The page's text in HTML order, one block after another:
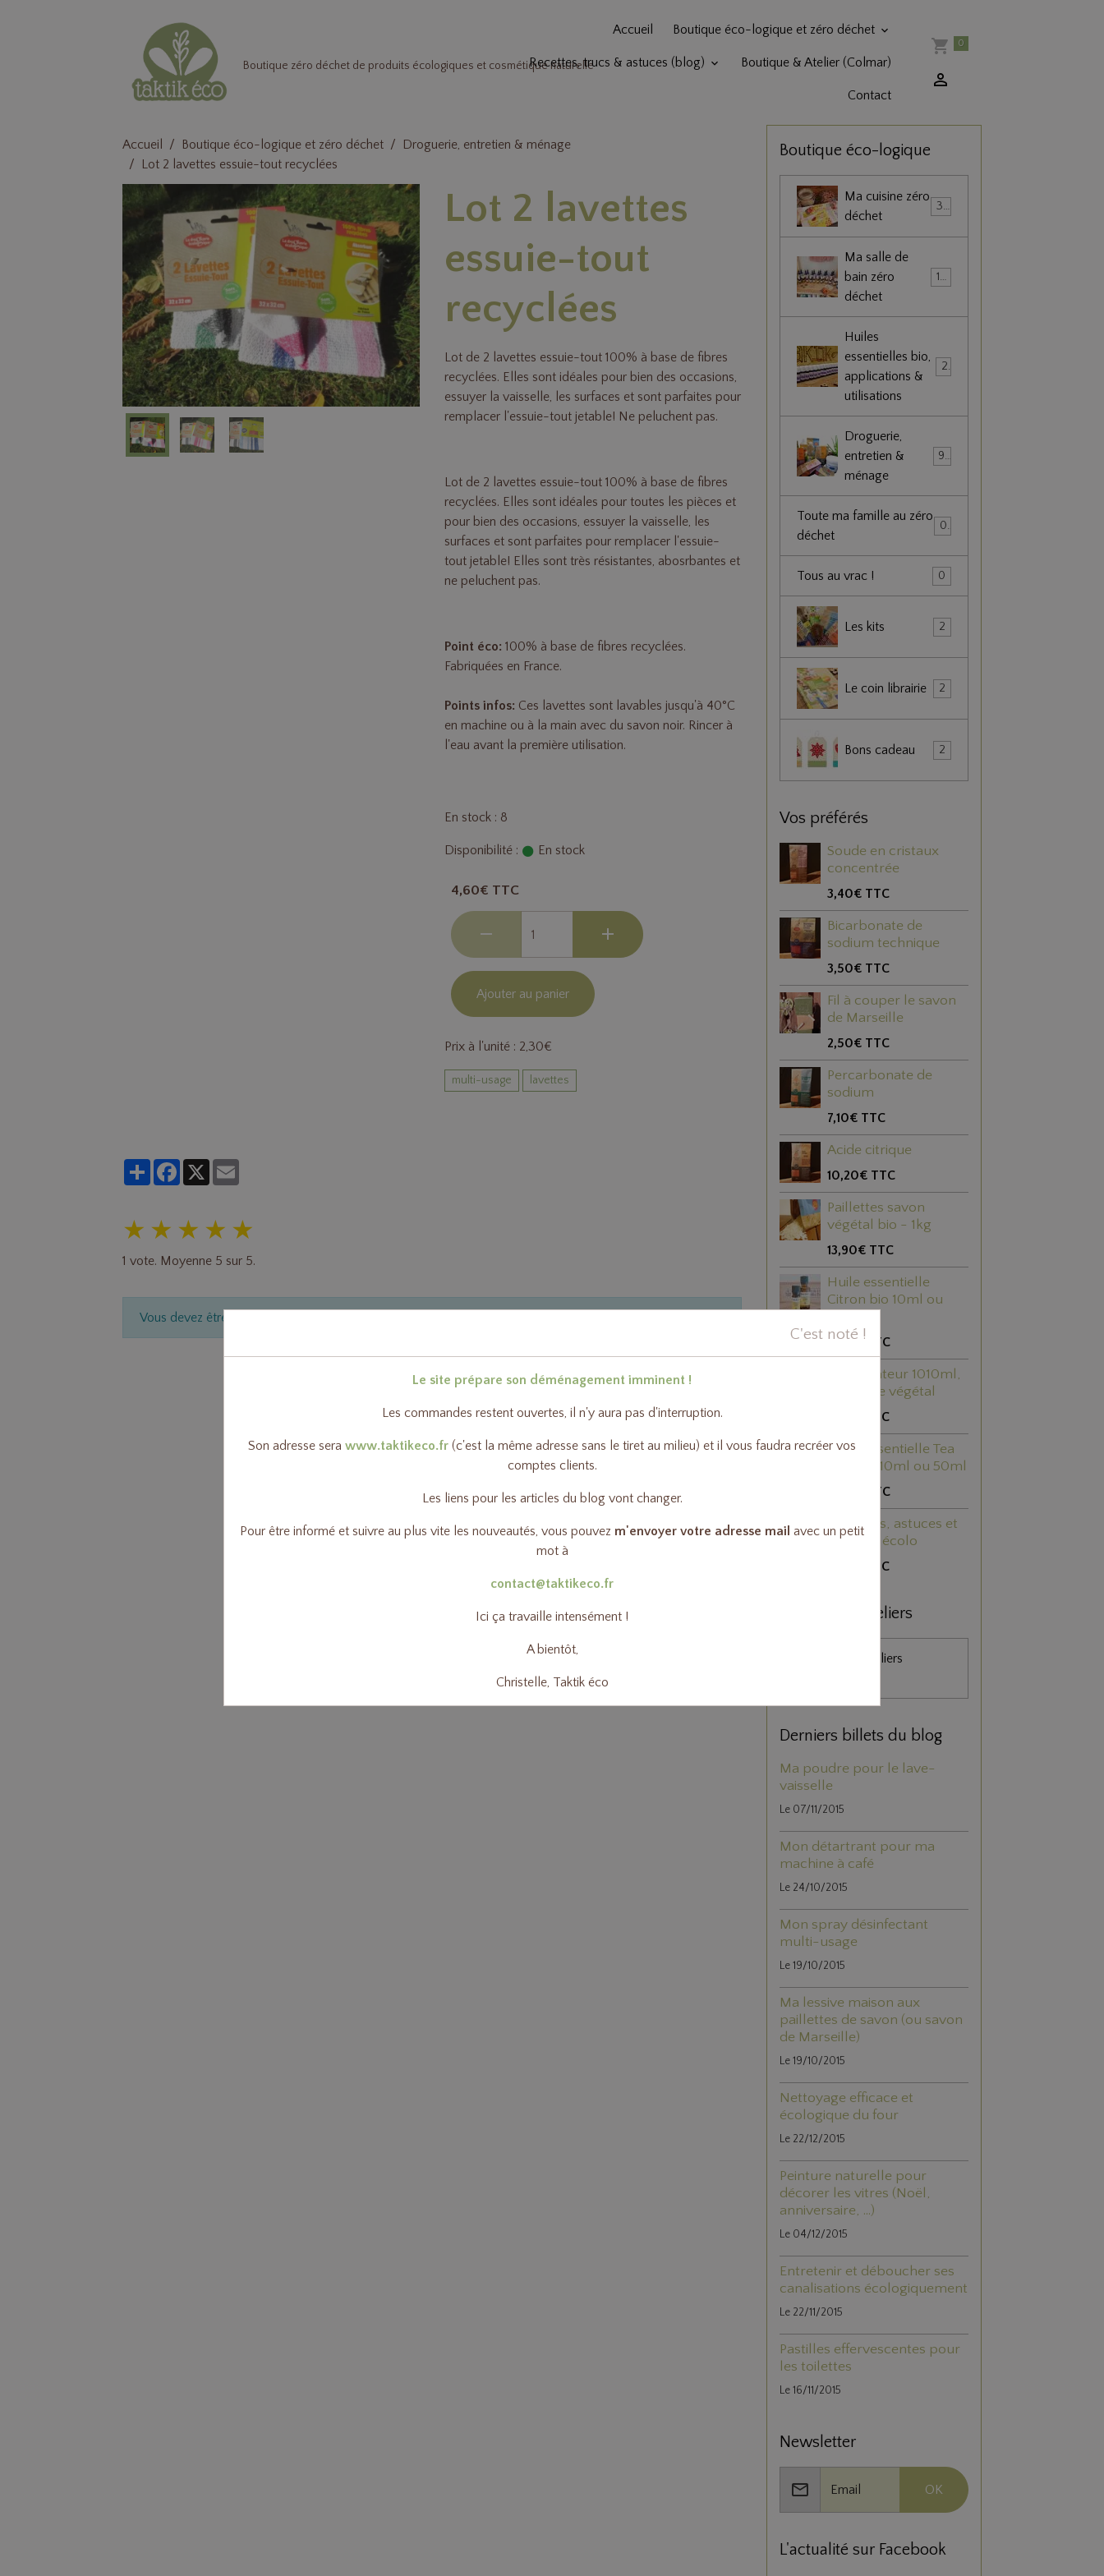
Boutique zéro déchet de produits écologiques et cosmétique naturelle
Accueil Boutique éco-logique et zéro déchet
Recettes, trucs & astuces (blog) Boutique & Atelier (Colmar)
Contact
0
Accueil Boutique éco-logique et zéro déchet
Droguerie, entretien & ménage
Lot 2 lavettes essuie-tout recyclées
Lot 2 lavettes
essuie-tout
recyclées
Lot de 2 lavettes essuie-tout 100% à base de fibres
recyclées. Elles sont idéales pour bien des occasions,
essuyer la vaisselle, les surfaces et sont parfaites pour
remplacer l'essuie-tout jetable! Ne peluchent pas.
Lot de 2 lavettes essuie-tout 100% à base de fibres
recyclées. Elles sont idéales pour toutes les pièces et
pour bien des occasions, essuyer la vaisselle, les
surfaces et sont parfaites pour remplacer l'essuie-
tout jetable! Elles sont très résistantes, abosrbantes et
ne peluchent pas.
Point éco: 100% à base de fibres recyclées.
Fabriquées en France.
Points infos: Ces lavettes sont lavables jusqu'à 40°C
en machine ou à la main avec du savon noir. Rincer à
l'eau avant la première utilisation.
En stock : 8
Disponibilité : En stock
4,60€ TTC
Ajouter au panier
Prix à l'unité : 2,30€
multi-usage lavettes
PartagerFacebook
X
★ ★ ★ ★ ★
1 vote. Moyenne 5 sur 5.
Vous devez être connecté pour poster un commentaire
Boutique éco-logique
Ma cuisine zéro
déchet
36
Ma salle de
bain zéro
déchet
102
Huiles
essentielles bio,
applications &
utilisations
22
Droguerie,
entretien &
ménage
90
Toute ma famille au zéro
déchet
0
Tous au vrac ! 0
Les kits 2
Le coin librairie 2
Bons cadeau 2
Vos préférés
Soude en cristaux
concentrée
3,40€ TTC
Bicarbonate de
sodium technique
3,50€ TTC
Fil à couper le savon
de Marseille
2,50€ TTC
Percarbonate de
sodium
7,10€ TTC
Acide citrique
10,20€ TTC
Paillettes savon
végétal bio - 1kg
13,90€ TTC
Huile essentielle
Citron bio 10ml ou
5,40€ TTC
Vaporisateur 1010ml,
plastique végétal
TTC
Huile essentielle Tea
tree bio 10ml ou 50ml
TTC
468 trucs, astuces et
recettes écolo
TTC
Boutique & ateliers
Boutique et Ateliers
Derniers billets du blog
Ma poudre pour le lave-
vaisselle
Le 07/11/2015
Mon détartrant pour ma
machine à café
Le 24/10/2015
Mon spray désinfectant
multi-usage
Le 19/10/2015
Ma lessive maison aux
paillettes de savon (ou savon
de Marseille)
Le 19/10/2015
Nettoyage efficace et
écologique du four
Le 22/12/2015
Peinture naturelle pour
décorer les vitres (Noël,
anniversaire, ...)
Le 04/12/2015
Entretenir et déboucher ses
canalisations écologiquement
Le 22/11/2015
Pastilles effervescentes pour
les toilettes
Le 16/11/2015
Newsletter
OK
L'actualité sur Facebook
C'est noté !
Le site prépare son déménagement imminent !
Les commandes restent ouvertes, il n'y aura pas d'interruption.
Son adresse sera www.taktikeco.fr (c'est la même adresse sans le tiret au milieu) et il vous faudra recréer vos
comptes clients.
Les liens pour les articles du blog vont changer.
Pour être informé et suivre au plus vite les nouveautés, vous pouvez m'envoyer votre adresse mail avec un petit
mot à
contact@taktikeco.fr
Ici ça travaille intensément !
A bientôt,
Christelle, Taktik éco